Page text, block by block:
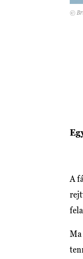
©
A
Ma